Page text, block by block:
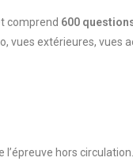
comprend 600
extérieures, vues
hors